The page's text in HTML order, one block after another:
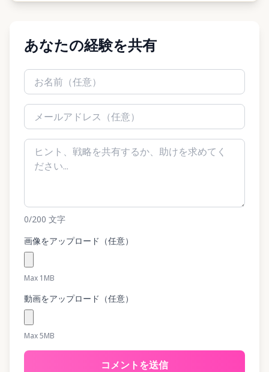
あなたの経験を共有
0/200 文字
画像をアップロード（任意）
Max 1MB
動画をアップロード（任意）
Max 5MB
コメントを送信